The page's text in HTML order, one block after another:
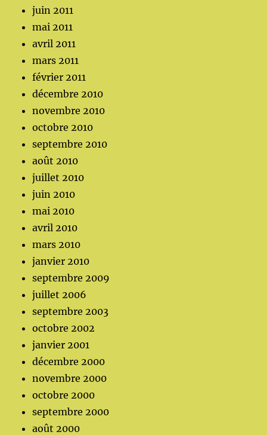
juin 2011
mai 2011
avril 2011
mars 2011
février 2011
décembre 2010
novembre 2010
octobre 2010
septembre 2010
août 2010
juillet 2010
juin 2010
mai 2010
avril 2010
mars 2010
janvier 2010
septembre 2009
juillet 2006
septembre 2003
octobre 2002
janvier 2001
décembre 2000
novembre 2000
octobre 2000
septembre 2000
août 2000